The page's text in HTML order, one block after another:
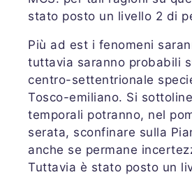
stato posto un livello 2 di
Più ad est i fenomeni
tuttavia saranno probabili
centro-settentrionale
Tosco-emiliano. Si
temporali potranno, nel
serata, sconfinare sulla
anche se permane
Tuttavia è stato posto un